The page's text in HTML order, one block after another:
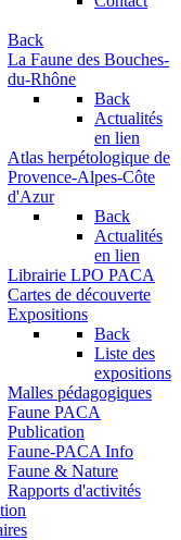
Back
La Faune des Bouches-
du-Rhône
Back
Actualités
en lien
Atlas herpétologique de
Provence-Alpes-Côte
d'Azur
Back
Actualités
en lien
Librairie LPO PACA
Cartes de découverte
Expositions
Back
Liste des
expositions
Malles pédagogiques
Faune PACA
Publication
Faune-PACA Info
Faune & Nature
Rapports d'activités